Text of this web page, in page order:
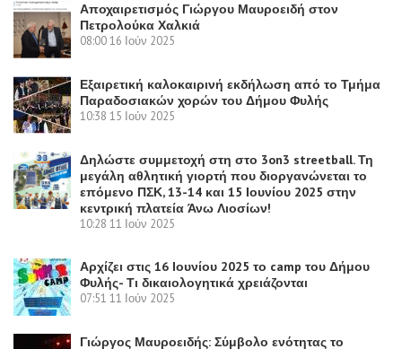
Αποχαιρετισμός Γιώργου Μαυροειδή στον
Πετρολούκα Χαλκιά
08:0016 Ιούν 2025
Εξαιρετική καλοκαιρινή εκδήλωση από το Τμήμα
Παραδοσιακών χορών του Δήμου Φυλής
10:38 15 Ιούν 2025
Δηλώστε συμμετοχή στη στο 3on3 streetball. Τη
μεγάλη αθλητική γιορτή που διοργανώνεται το
επόμενο ΠΣΚ, 13-14 και 15 Ιουνίου 2025 στην
κεντρική πλατεία Άνω Λιοσίων!
10:28 11 Ιούν 2025
Αρχίζει στις 16 Ιουνίου 2025 το camp του Δήμου
Φυλής- Τι δικαιολογητικά χρειάζονται
07:51 11 Ιούν 2025
Γιώργος Μαυροειδής: Σύμβολο ενότητας το